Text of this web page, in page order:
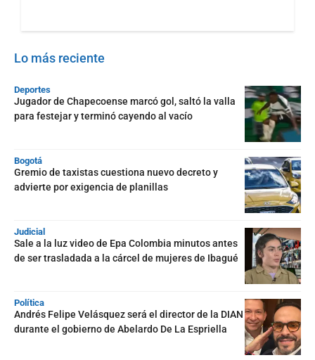
Lo más reciente
Deportes
Jugador de Chapecoense marcó gol, saltó la valla
para festejar y terminó cayendo al vacío
Bogotá
Gremio de taxistas cuestiona nuevo decreto y
advierte por exigencia de planillas
Judicial
Sale a la luz video de Epa Colombia minutos antes
de ser trasladada a la cárcel de mujeres de Ibagué
Política
Andrés Felipe Velásquez será el director de la DIAN
durante el gobierno de Abelardo De La Espriella